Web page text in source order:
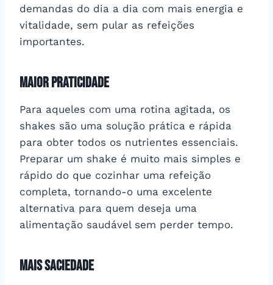
demandas do dia a dia com mais energia e
vitalidade, sem pular as refeições
importantes.
Maior Praticidade
Para aqueles com uma rotina agitada, os
shakes são uma solução prática e rápida
para obter todos os nutrientes essenciais.
Preparar um shake é muito mais simples e
rápido do que cozinhar uma refeição
completa, tornando-o uma excelente
alternativa para quem deseja uma
alimentação saudável sem perder tempo.
Mais Saciedade